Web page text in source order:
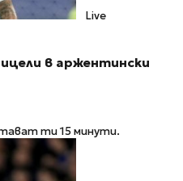
Live
в аржентински
ти 15 минути.